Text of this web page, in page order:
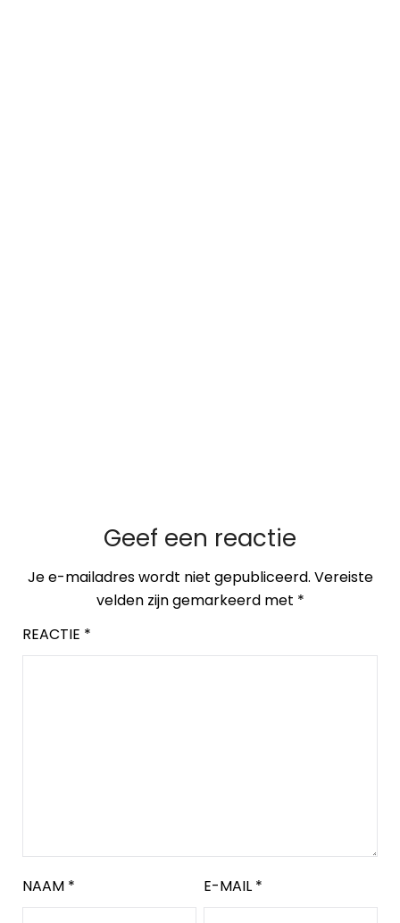
Geef een reactie
Je e-mailadres wordt niet gepubliceerd. Vereiste
velden zijn gemarkeerd met *
REACTIE *
NAAM * E-MAIL *